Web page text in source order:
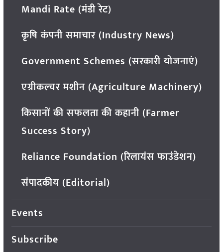
Mandi Rate (मंडी रेट)
कृषि कंपनी समाचार (Industry News)
Government Schemes (सरकारी योजनाएं)
एग्रीकल्चर मशीन (Agriculture Machinery)
किसानों की सफलता की कहानी (Farmer
Success Story)
Reliance Foundation (रिलायंस फाउंडेशन)
संपादकीय (Editorial)
Events
Subscribe